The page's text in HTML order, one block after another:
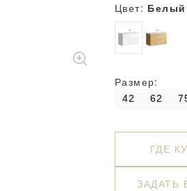
Цвет: Белый
Размер:
42 62
ГДЕ
ЗАДАТЬ